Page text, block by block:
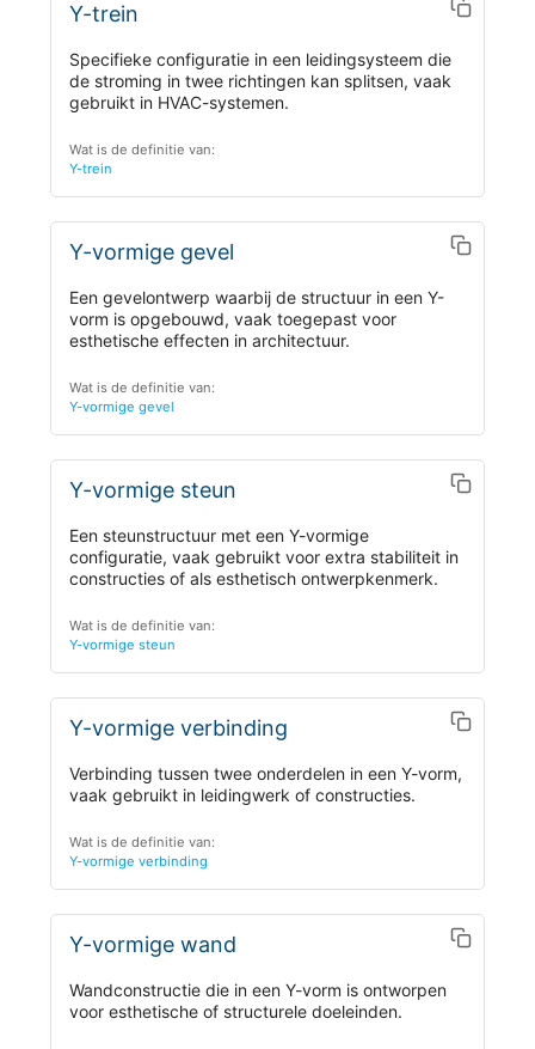
Y-trein
Specifieke configuratie in een leidingsysteem die
de stroming in twee richtingen kan splitsen, vaak
gebruikt in HVAC-systemen.
Wat is de definitie van:
Y-trein
Y-vormige gevel
Een gevelontwerp waarbij de structuur in een Y-
vorm is opgebouwd, vaak toegepast voor
esthetische effecten in architectuur.
Wat is de definitie van:
Y-vormige gevel
Y-vormige steun
Een steunstructuur met een Y-vormige
configuratie, vaak gebruikt voor extra stabiliteit in
constructies of als esthetisch ontwerpkenmerk.
Wat is de definitie van:
Y-vormige steun
Y-vormige verbinding
Verbinding tussen twee onderdelen in een Y-vorm,
vaak gebruikt in leidingwerk of constructies.
Wat is de definitie van:
Y-vormige verbinding
Y-vormige wand
Wandconstructie die in een Y-vorm is ontworpen
voor esthetische of structurele doeleinden.